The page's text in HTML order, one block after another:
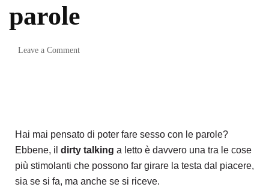
parole
Leave a Comment
Hai mai pensato di poter fare sesso con le parole?
Ebbene, il dirty talking a letto è davvero una tra le cose
più stimolanti che possono far girare la testa dal piacere,
sia se si fa, ma anche se si riceve.